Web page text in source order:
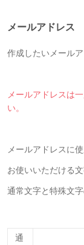
メールアドレス
作成したいメール
メールアドレスは
い。
メールアドレスに
お使いいただける
通常文字と特殊文
通